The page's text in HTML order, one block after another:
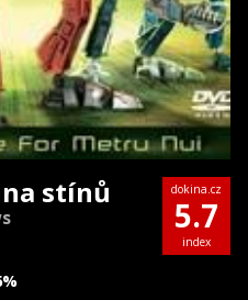
stínů dokina.cz
5.7
index